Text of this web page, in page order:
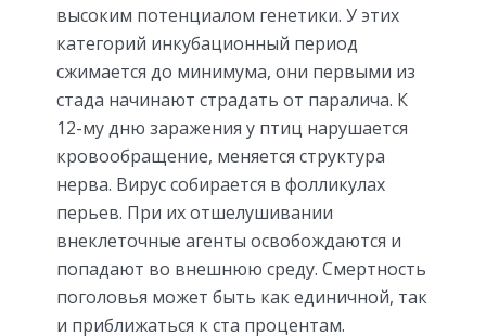
высоким потенциалом генетики. У этих
категорий инкубационный период
сжимается до минимума, они первыми из
стада начинают страдать от паралича. К
12-му дню заражения у птиц нарушается
кровообращение, меняется структура
нерва. Вирус собирается в фолликулах
перьев. При их отшелушивании
внеклеточные агенты освобождаются и
попадают во внешнюю среду. Смертность
поголовья может быть как единичной, так
и приближаться к ста процентам.